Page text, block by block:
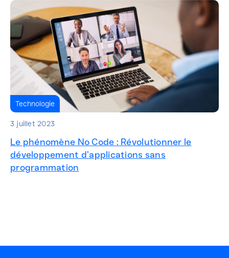
Technologie
3 juillet 2023
Le phénomène No Code : Révolutionner le
développement d’applications sans
programmation